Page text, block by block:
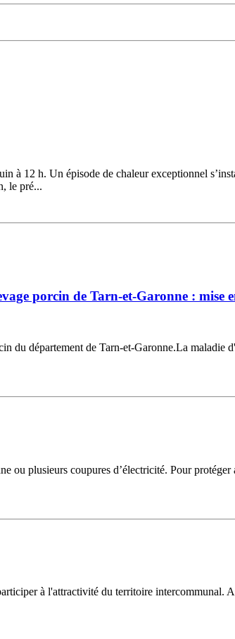
à 12 h. Un épisode de chaleur exceptionnel
le pré...
porcin de Tarn-et-Garonne : mise
du département de Tarn-et-Garonne.La maladie
ou plusieurs coupures d’électricité. Pour
à l'attractivité du territoire intercommunal.